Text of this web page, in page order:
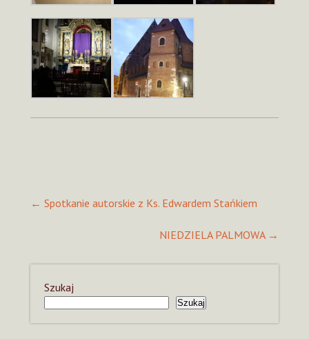
navigation
← Spotkanie autorskie z Ks. Edwardem Stańkiem
NIEDZIELA PALMOWA →
Szukaj
Szukaj